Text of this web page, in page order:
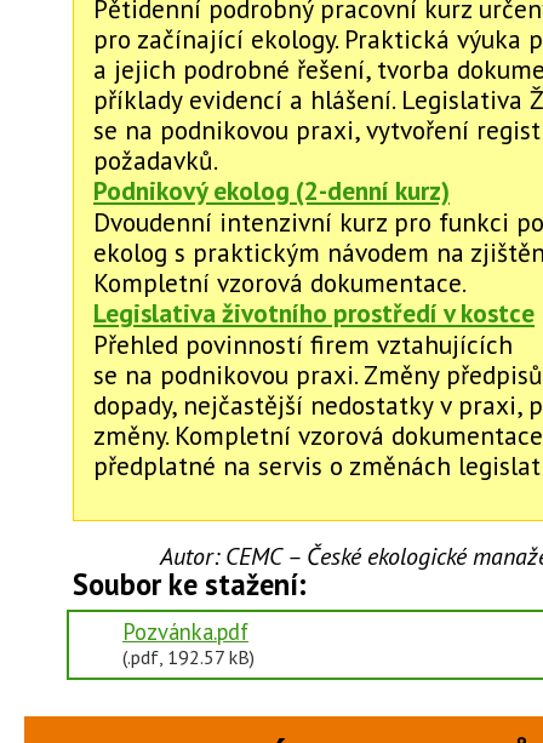
Pětidenní podrobný pracovní kurz
pro začínající ekology. Praktická výuka
a jejich podrobné řešení, tvorba
příklady evidencí a hlášení. Legislativa
se na podnikovou praxi, vytvoření
požadavků.
Podnikový ekolog (2-denní kurz)
Dvoudenní intenzivní kurz pro funkci
ekolog s praktickým návodem na
Kompletní vzorová dokumentace.
Legislativa životního prostředí v kostce
Přehled povinností firem vztahujících
se na podnikovou praxi. Změny
dopady, nejčastější nedostatky v praxi,
změny. Kompletní vzorová
předplatné na servis o změnách
Autor:CEMC – České ekologické
Soubor ke stažení:
Pozvánka.pdf
(.pdf, 192.57 kB)